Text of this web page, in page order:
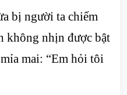
bị người ta chiếm
không nhịn được bật
mai: “Em hỏi tôi